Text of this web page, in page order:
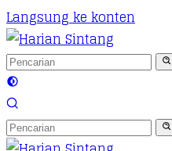
Langsung ke konten